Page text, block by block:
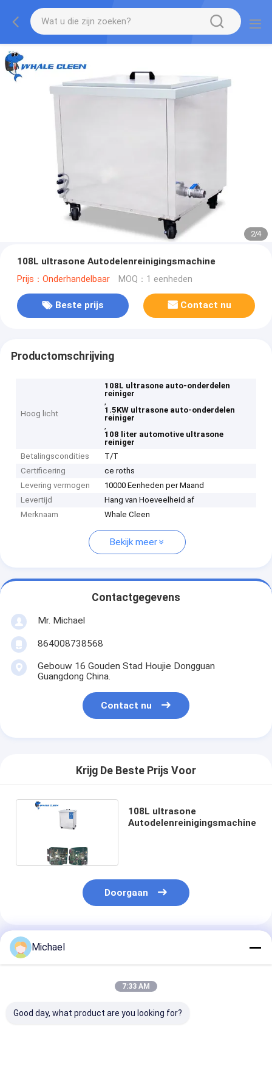
2/4
108L ultrasone Autodelenreinigingsmachine
Prijs：Onderhandelbaar MOQ：1 eenheden
Beste prijs Contact nu
Productomschrijving
Hoog licht
108L ultrasone auto-onderdelen
reiniger
,
1.5KW ultrasone auto-onderdelen
reiniger
,
108 liter automotive ultrasone
reiniger
Betalingscondities
T/T
Certificering
ce roths
Levering vermogen
10000 Eenheden per Maand
Levertijd
Hang van Hoeveelheid af
Merknaam
Whale Cleen
Bekijk meer
Contactgegevens
Mr. Michael
864008738568
Gebouw 16 Gouden Stad Houjie Dongguan
Guangdong China.
Contact nu
Krijg De Beste Prijs Voor
108L ultrasone
Autodelenreinigingsmachine
Doorgaan
Geadviseerde Producten
Michael
7:33 AM
Good day, what product are you looking for?